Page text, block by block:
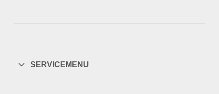
SERVICEMENU